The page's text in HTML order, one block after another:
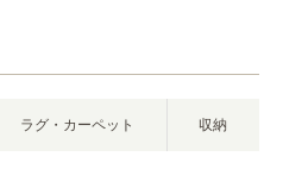
ラグ・カーペット 収納